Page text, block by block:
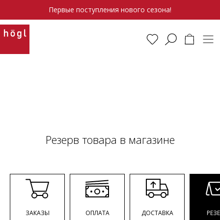
Первые поступления нового сезона!
Резерв товара в магазине
ЗАКАЗЫ ОПЛАТА ДОСТАВКА